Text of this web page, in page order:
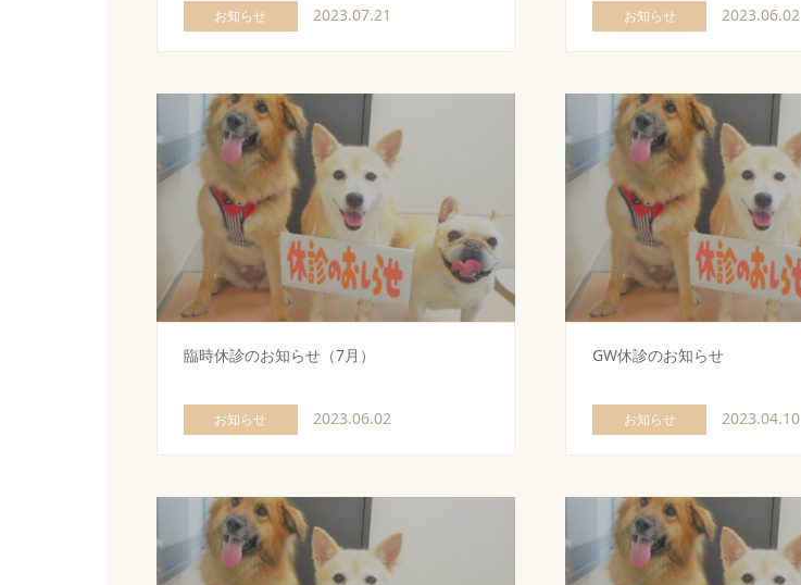
お知らせ 2023.07.21 お知らせ 2023.06.02
臨時休診のお知らせ（7月）
お知らせ 2023.06.02
GW休診のお知らせ
お知らせ 2023.04.10